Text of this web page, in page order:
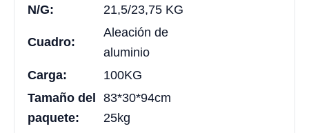
N/G: 21,5/23,75 KG
Cuadro:
Aleación de
aluminio
Carga:
100KG
Tamaño del
paquete:
83*30*94cm
25kg